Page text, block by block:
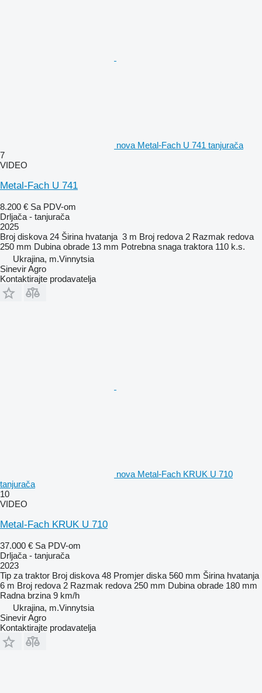
nova Metal-Fach U 741 tanjurača
7
VIDEO
Metal-Fach U 741
8.200 € Sa PDV-om
Drljača - tanjurača
2025
Broj diskova 24 Širina hvatanja 3 m Broj redova 2 Razmak redova
250 mm Dubina obrade 13 mm Potrebna snaga traktora 110 k.s.
Ukrajina, m.Vinnytsia
Sinevir Agro
Kontaktirajte prodavatelja
nova Metal-Fach KRUK U 710
tanjurača
10
VIDEO
Metal-Fach KRUK U 710
37.000 € Sa PDV-om
Drljača - tanjurača
2023
Tip za traktor Broj diskova 48 Promjer diska 560 mm Širina hvatanja
6 m Broj redova 2 Razmak redova 250 mm Dubina obrade 180 mm
Radna brzina 9 km/h
Ukrajina, m.Vinnytsia
Sinevir Agro
Kontaktirajte prodavatelja